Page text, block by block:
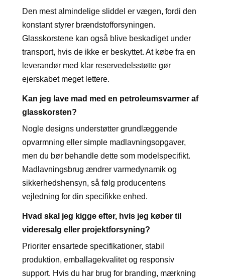
Den mest almindelige sliddel er vægen, fordi den
konstant styrer brændstofforsyningen.
Glasskorstene kan også blive beskadiget under
transport, hvis de ikke er beskyttet. At købe fra en
leverandør med klar reservedelsstøtte gør
ejerskabet meget lettere.
Kan jeg lave mad med en petroleumsvarmer af
glasskorsten?
Nogle designs understøtter grundlæggende
opvarmning eller simple madlavningsopgaver,
men du bør behandle dette som modelspecifikt.
Madlavningsbrug ændrer varmedynamik og
sikkerhedshensyn, så følg producentens
vejledning for din specifikke enhed.
Hvad skal jeg kigge efter, hvis jeg køber til
videresalg eller projektforsyning?
Prioriter ensartede specifikationer, stabil
produktion, emballagekvalitet og responsiv
support. Hvis du har brug for branding, mærkning